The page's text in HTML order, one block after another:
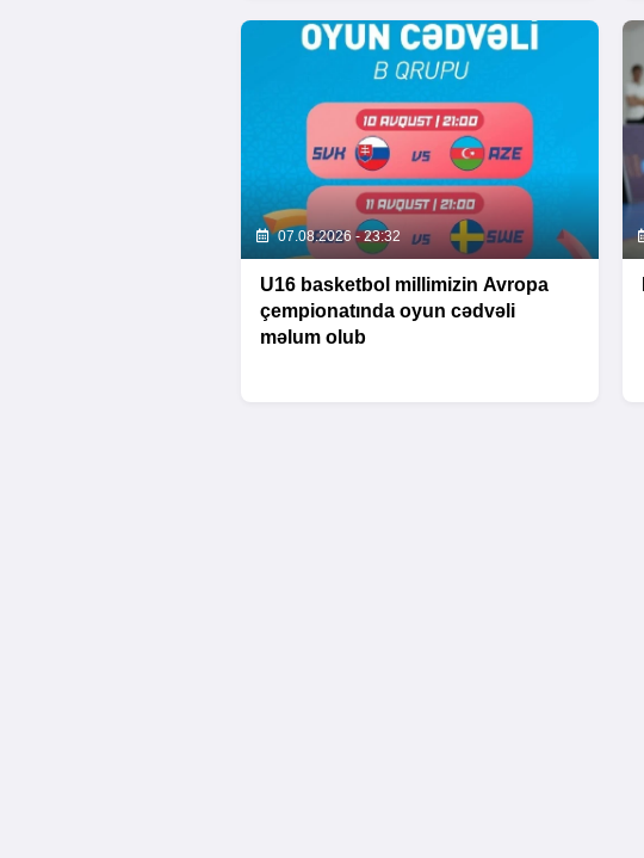
07.08.2026 - 23:32
U16 basketbol millimizin Avropa
çempionatında oyun cədvəli
məlum olub